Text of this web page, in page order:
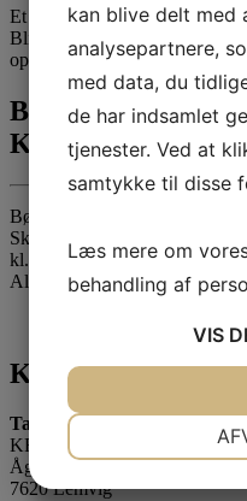
Et skægt og rart sted for børn i
Bliv udfordret til at bruge
opfinde eller fortælle historier.
Børne-
Kirke i Fredericia
Børnegudstjeneste og musisk
Skipper Skræk.
kl. 17.00 – 18.00
Alle er velkomne
Kontakt os
Tante Andante Hus
KFUM og KFUK i Lemvig
Ågade 5
7620 Lemvig
kan blive delt med
analysepartnere,
med data, du
de har indsamlet
tjenester. Ved at
samtykke til disse
Læs mere om
behandling af
VIS